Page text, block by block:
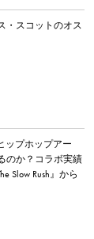
・スコットのオス
ップホップアー
のか？コラボ実績
Slow Rush』から